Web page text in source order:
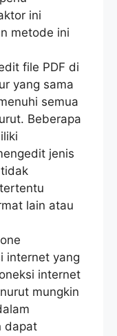
ini
metode ini
file PDF di
yang sama
semua
Beberapa
jenis
lain atau
internet yang
internet
mungkin
dapat